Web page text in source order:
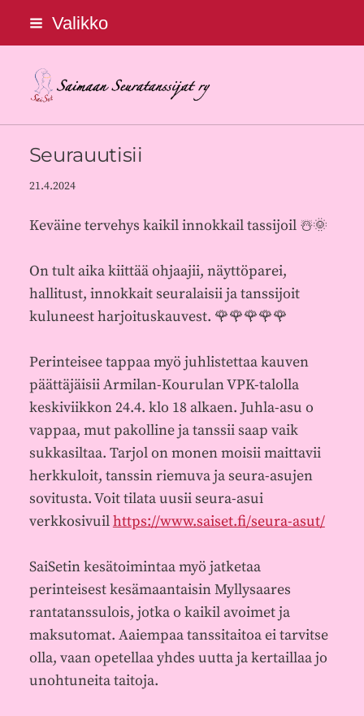
Siirry
sivun
sisältöön
Valikko
Saimaan Seuratanssijat ry
Seurauutisii
21.4.2024
Keväine tervehys kaikil innokkail tassijoil ☃️🌞
On tult aika kiittää ohjaajii, näyttöparei,
hallitust, innokkait seuralaisii ja tanssijoit
kuluneest harjoituskauvest. 🌹🌹🌹🌹🌹
Perinteisee tappaa myö juhlistettaa kauven
päättäjäisii Armilan-Kourulan VPK-talolla
keskiviikkon 24.4. klo 18 alkaen. Juhla-asu o
vappaa, mut pakolline ja tanssii saap vaik
sukkasiltaa. Tarjol on monen moisii maittavii
herkkuloit, tanssin riemuva ja seura-asujen
sovitusta. Voit tilata uusii seura-asui
verkkosivuilhttps://www.saiset.fi/seura-asut/
SaiSetin kesätoimintaa myö jatketaa
perinteisest kesämaantaisin Myllysaares
rantatanssulois, jotka o kaikil avoimet ja
maksutomat. Aaiempaa tanssitaitoa ei tarvitse
olla, vaan opetellaa yhdes uutta ja kertaillaa jo
unohtuneita taitoja.